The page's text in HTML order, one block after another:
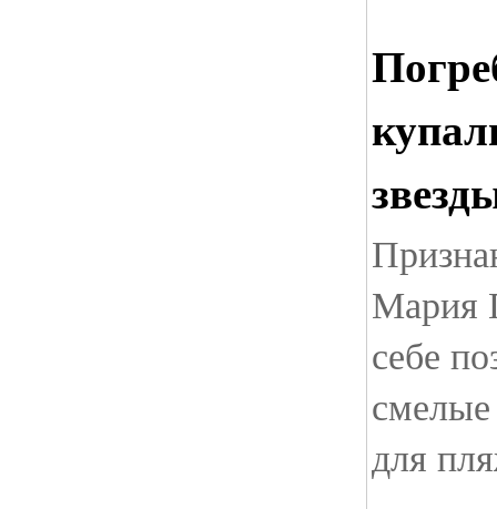
Мария
себе
для